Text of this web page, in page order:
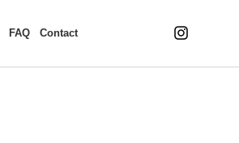
FAQ Contact